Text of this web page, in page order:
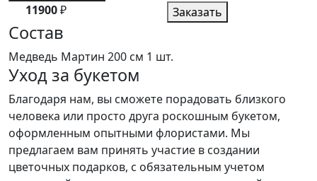
11900₽ Заказать
Состав
Медведь Мартин 200 см 1 шт.
Уход за букетом
Благодаря нам, вы сможете порадовать близкого
человека или просто друга роскошным букетом,
оформленным опытными флористами. Мы
предлагаем вам принять участие в создании
цветочных подарков, с обязательным учетом